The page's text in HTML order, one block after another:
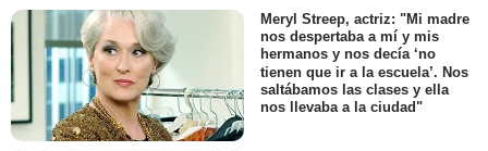
Meryl Streep, actriz: "Mi madre
nos despertaba a mí y mis
hermanos y nos decía ‘no
tienen que ir a la escuela’. Nos
saltábamos las clases y ella
nos llevaba a la ciudad"